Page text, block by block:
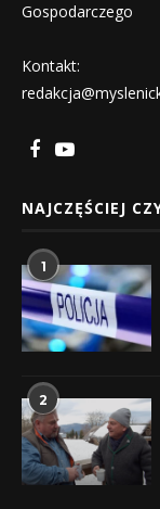
Gospodarczego
Kontakt:
NAJCZĘŚCIEJ
1
2